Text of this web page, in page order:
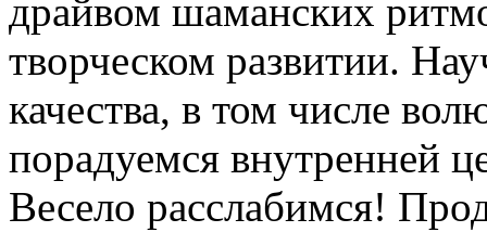
драйвом шаманских
творческом развитии.
качества, в том числе
порадуемся внутренней
Весело расслабимся!